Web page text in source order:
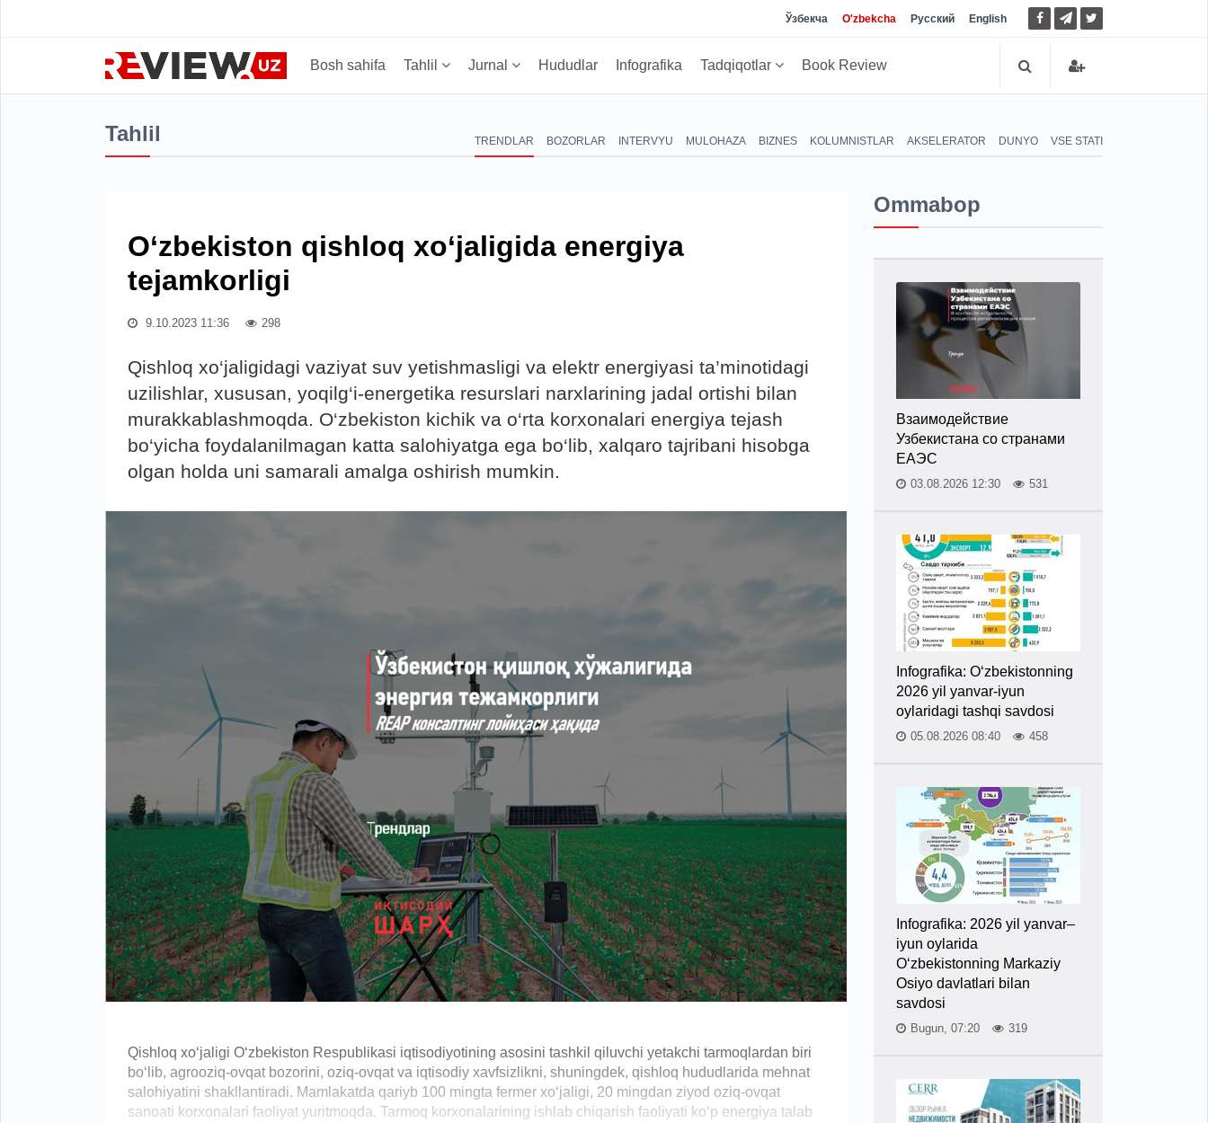
Ўзбекча O'zbekcha Русский English
Bosh sahifa Tahlil Jurnal Hududlar Infografika Tadqiqotlar Book Review
Tahlil TRENDLAR BOZORLAR INTERVYU MULOHAZA BIZNES KOLUMNISTLAR AKSELERATOR DUNYO VSE STATI
O‘zbekiston qishloq xo‘jaligida energiya
tejamkorligi
9.10.2023 11:36 298
Qishloq xo‘jaligidagi vaziyat suv yetishmasligi va elektr energiyasi ta’minotidagi
uzilishlar, xususan, yoqilg‘i-energetika resurslari narxlarining jadal ortishi bilan
murakkablashmoqda. O‘zbekiston kichik va o‘rta korxonalari energiya tejash
bo‘yicha foydalanilmagan katta salohiyatga ega bo‘lib, xalqaro tajribani hisobga
olgan holda uni samarali amalga oshirish mumkin.
Qishloq xo‘jaligi O‘zbekiston Respublikasi iqtisodiyotining asosini tashkil qiluvchi yetakchi tarmoqlardan biri
bo‘lib, agrooziq-ovqat bozorini, oziq-ovqat va iqtisodiy xavfsizlikni, shuningdek, qishloq hududlarida mehnat
salohiyatini shakllantiradi. Mamlakatda qariyb 100 mingta fermer xo‘jaligi, 20 mingdan ziyod oziq-ovqat
sanoati korxonalari faoliyat yuritmoqda. Tarmoq korxonalarining ishlab chiqarish faoliyati ko‘p energiya talab
Ommabop
Взаимодействие
Узбекистана со странами
ЕАЭС
03.08.2026 12:30 531
Infografika: O‘zbekistonning
2026 yil yanvar-iyun
oylaridagi tashqi savdosi
05.08.2026 08:40 458
Infografika: 2026 yil yanvar–
iyun oylarida
O‘zbekistonning Markaziy
Osiyo davlatlari bilan
savdosi
Bugun, 07:20 319